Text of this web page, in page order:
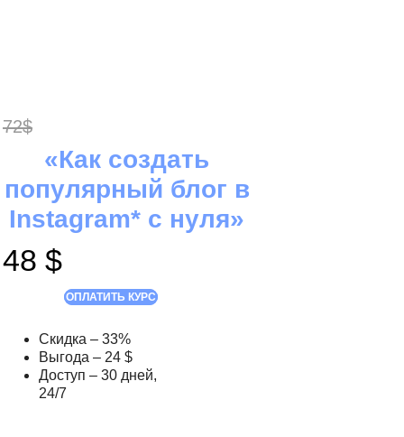
72$
«Как создать
популярный блог в
Instagram* c нуля»
48 $
ОПЛАТИТЬ КУРС
Скидка – 33%
Выгода – 24 $
Доступ – 30 дней,
24/7